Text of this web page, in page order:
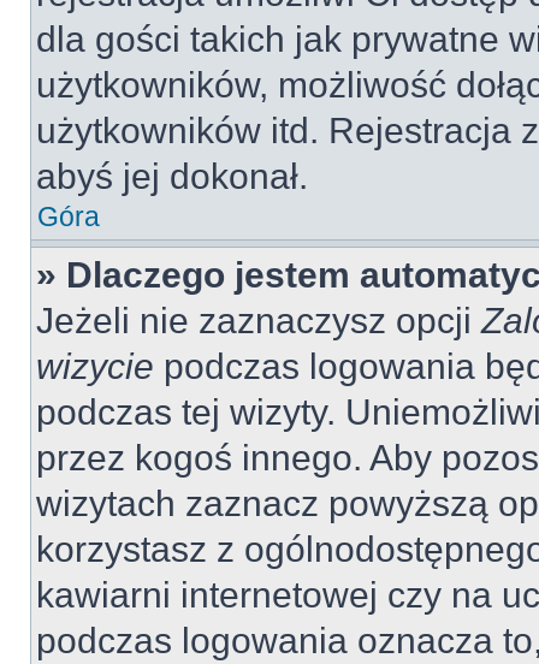
dla gości takich jak prywatne
użytkowników, możliwość
użytkowników itd. Rejestracja
abyś jej dokonał.
Góra
» Dlaczego jestem
Jeżeli nie zaznaczysz opcji
wizycie podczas logowania
podczas tej wizyty.
przez kogoś innego. Aby
wizytach zaznacz powyższą
korzystasz z
kawiarni internetowej czy na
podczas logowania oznacza